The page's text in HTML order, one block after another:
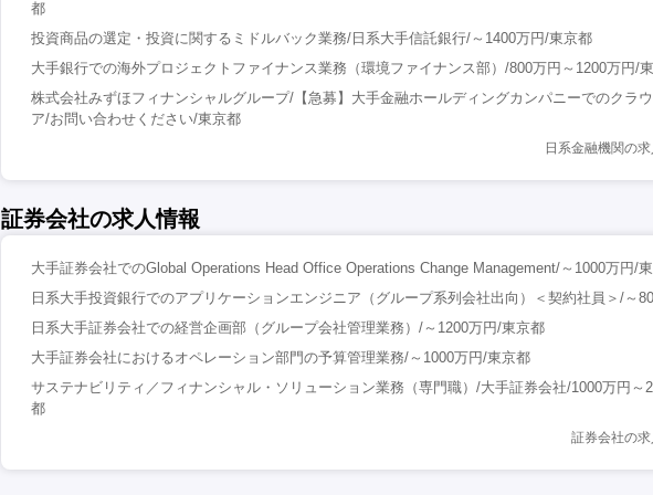
都
投資商品の選定・投資に関するミドルバック業務/日系大手信託銀行/～1400万円/東京都
大手銀行での海外プロジェクトファイナンス業務（環境ファイナンス部）/800万円～1200万円/
株式会社みずほフィナンシャルグループ/【急募】大手金融ホールディングカンパニーでのクラ
ア/お問い合わせください/東京都
日系金融機関の
証券会社の求人情報
大手証券会社でのGlobal Operations Head Office Operations Change Management/～1000万円/
日系大手投資銀行でのアプリケーションエンジニア（グループ系列会社出向）＜契約社員＞/～
日系大手証券会社での経営企画部（グループ会社管理業務）/～1200万円/東京都
大手証券会社におけるオペレーション部門の予算管理業務/～1000万円/東京都
サステナビリティ／フィナンシャル・ソリューション業務（専門職）/大手証券会社/1000万円～
都
証券会社の